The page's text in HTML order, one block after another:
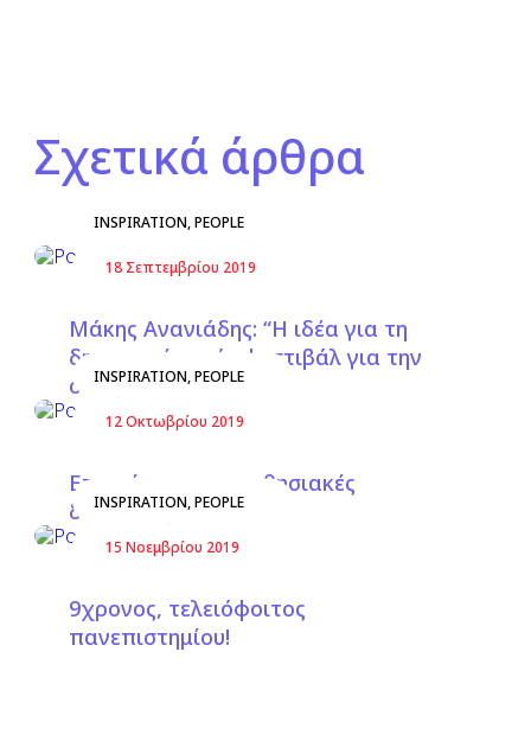
Σχετικά άρθρα
INSPIRATION PEOPLE
18 Σεπτεμβρίου 2019
Μάκης Ανανιάδης: “Η ιδέα για τη
δημιουργία ενός φεστιβάλ για την
οικογένεια…”
INSPIRATION PEOPLE
12 Οκτωβρίου 2019
Επιστήμονες με μαθησιακές
δυσκολίες
INSPIRATION PEOPLE
15 Νοεμβρίου 2019
9χρονος, τελειόφοιτος
πανεπιστημίου!